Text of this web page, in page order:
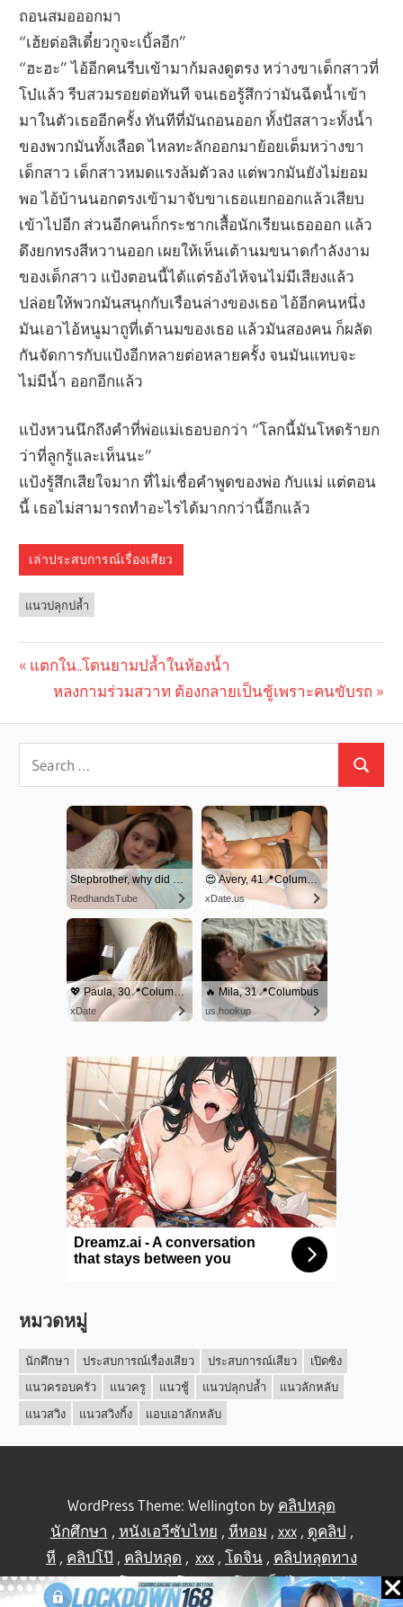
ถอนสมอออกมา
“เฮ้ยต่อสิเดี๋ยวกูจะเบิ้ลอีก”
“ฮะฮะ” ไอ้อีกคนรีบเข้ามาก้มลงดูตรง หว่างขาเด็กสาวที่
โบ๋แล้ว รีบสวมรอยต่อทันที จนเธอรู้สึกว่ามันฉีดน้ำเข้า
มาในตัวเธออีกครั้ง ทันทีที่มันถอนออก ทั้งปัสสาวะทั้งน้ำ
ของพวกมันทั้งเลือด ไหลทะลักออกมาย้อยเต็มหว่างขา
เด็กสาว เด็กสาวหมดแรงล้มตัวลง แต่พวกมันยังไม่ยอม
พอ ไอ้บ้านนอกตรงเข้ามาจับขาเธอแยกออกแล้วเสียบ
เข้าไปอีก ส่วนอีกคนก็กระชากเสื้อนักเรียนเธอออก แล้ว
ดึงยกทรงสีหวานออก เผยให้เห็นเต้านมขนาดกำลังงาม
ของเด็กสาว แป้งตอนนี้ได้แต่รอ้งไห้จนไม่มีเสียงแล้ว
ปล่อยให้พวกมันสนุกกับเรือนล่างของเธอ ไอ้อีกคนหนึ่ง
มันเอาไอ้หนูมาถูที่เต้านมของเธอ แล้วมันสองคน ก็ผลัด
กันจัดการกับแป้งอีกหลายต่อหลายครั้ง จนมันแทบจะ
ไม่มีน้ำ ออกอีกแล้ว
แป้งหวนนึกถึงคำที่พ่อแม่เธอบอกว่า “โลกนี้มันโหดร้ายก
ว่าที่ลูกรู้และเห็นนะ”
แป้งรู้สึกเสียใจมาก ที่ไม่เชื่อคำพูดของพ่อ กับแม่ แต่ตอน
นี้ เธอไม่สามารถทำอะไรได้มากกว่านี้อีกแล้ว
เล่าประสบการณ์เรื่องเสียว
แนวปลุกปล้ำ
Post
navigation
Previous
Post:
แตกใน..โดนยามปล้ำในห้องน้ำ
Next
หลงกามร่วมสวาท ต้องกลายเป็นชู้เพราะคนขับรถ
หมวดหมู่
นักศึกษา ประสบการณ์เรื่องเสียว ประสบการณ์เสียว
เปิดซิง
แนวครอบครัว
แนวครู แนวชู้ แนวปลุกปล้ำ
แนวลักหลับ
แนวสวิง
แนวสวิงกิ้ง แอบเอาลักหลับ
WordPress Theme: Wellington by คลิปหลุด
นักศึกษา , หนังเอวีซับไทย , หีหอม , xxx, ดูคลิป ,
หี , คลิปโป๊ , คลิปหลุด , xxx , โดจิน , คลิปหลุดทาง
บ้าน,คลิปโป้,คลิปโป๊,คลิปโป๊,เย็ดไทย,คลิป